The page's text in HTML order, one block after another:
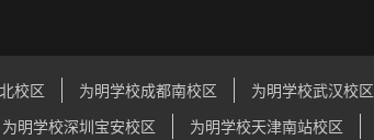
校区 为明学校成都南校区 为明学校武汉校区
为明学校深圳宝安校区 为明学校天津南站校区